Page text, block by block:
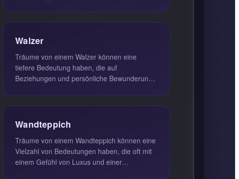
Walzer
Träume von einem Walzer können eine
tiefere Bedeutung haben, die auf
Beziehungen und persönliche Bewunderung
Wandteppich
Träume von einem Wandteppich können eine
Vielzahl von Bedeutungen haben, die oft mit
einem Gefühl von Luxus und einer